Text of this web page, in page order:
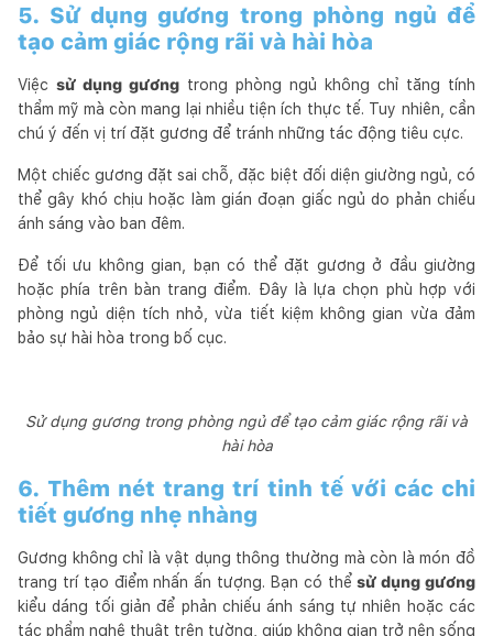
5. Sử dụng gương trong phòng ngủ để
tạo cảm giác rộng rãi và hài hòa
Việc sử dụng gương trong phòng ngủ không chỉ tăng tính
thẩm mỹ mà còn mang lại nhiều tiện ích thực tế. Tuy nhiên, cần
chú ý đến vị trí đặt gương để tránh những tác động tiêu cực.
Một chiếc gương đặt sai chỗ, đặc biệt đối diện giường ngủ, có
thể gây khó chịu hoặc làm gián đoạn giấc ngủ do phản chiếu
ánh sáng vào ban đêm.
Để tối ưu không gian, bạn có thể đặt gương ở đầu giường
hoặc phía trên bàn trang điểm. Đây là lựa chọn phù hợp với
phòng ngủ diện tích nhỏ, vừa tiết kiệm không gian vừa đảm
bảo sự hài hòa trong bố cục.
Sử dụng gương trong phòng ngủ để tạo cảm giác rộng rãi và
hài hòa
6. Thêm nét trang trí tinh tế với các chi
tiết gương nhẹ nhàng
Gương không chỉ là vật dụng thông thường mà còn là món đồ
trang trí tạo điểm nhấn ấn tượng. Bạn có thểsử dụng gương
kiểu dáng tối giản để phản chiếu ánh sáng tự nhiên hoặc các
tác phẩm nghệ thuật trên tường, giúp không gian trở nên sống